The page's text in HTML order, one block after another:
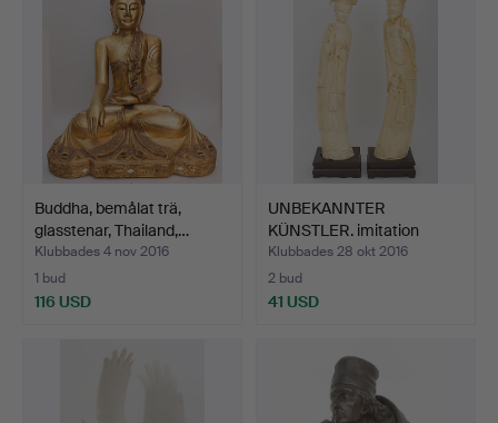
Buddha, bemålat trä,
glasstenar, Thailand,…
Klubbades 4 nov 2016
1 bud
116 USD
UNBEKANNTER
KÜNSTLER. imitation
elfenben k…
Klubbades 28 okt 2016
2 bud
41 USD